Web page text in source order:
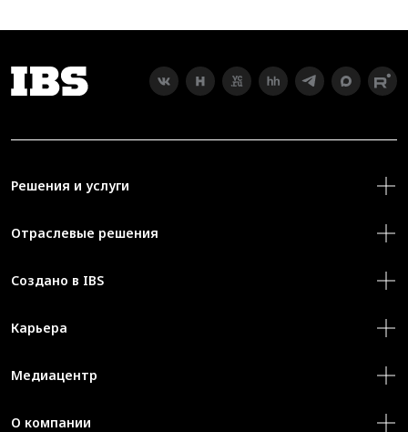
Решения и услуги
Отраслевые решения
Создано в IBS
Карьера
Медиацентр
О компании